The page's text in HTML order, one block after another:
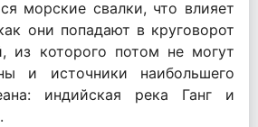
морские свалки, что влияет
они попадают в круговорот
из которого потом не могут
и источники наибольшего
индийская река Ганг и